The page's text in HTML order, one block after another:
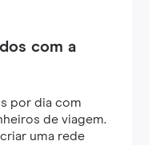
com a
por dia com
de viagem.
uma rede